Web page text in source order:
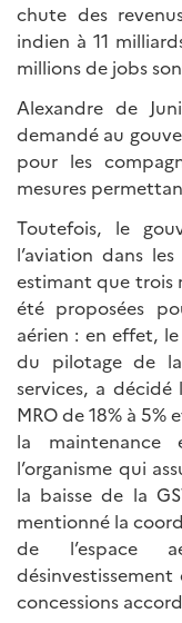
chute des
indien à 11
millions de jobs
Alexandre de
demandé au
pour les
mesures
Toutefois, le
l’aviation dans
estimant que trois
été proposées
aérien : en effet, le
du pilotage de
services, a décidé
MRO de 18% à
la
l’organisme qui
la baisse de la
mentionné la
de l’espace
concessions